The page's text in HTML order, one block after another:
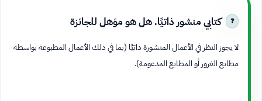
كتابي منشور ذاتيًا. هل هو مؤهل للجائزة
لا يجوز النظر في الأعمال المنشورة ذاتيًا (بما في ذلك الأعمال المطبوعة بواسطة
مطابع الغرور أو المطابع المدعومة).